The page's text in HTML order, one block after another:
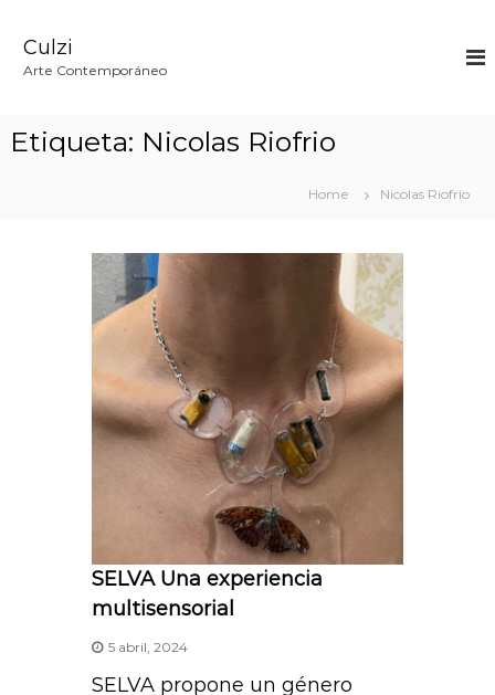
Culzi
Arte Contemporáneo
Etiqueta: Nicolas Riofrio
Home Nicolas Riofrio
SELVA Una experiencia
multisensorial
5 abril, 2024
SELVA propone un género